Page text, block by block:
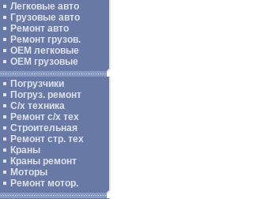
Легковые авто
Грузовые авто
Ремонт авто
Ремонт грузов.
ОЕМ легковые
OEM грузовые
Погрузчики
Погруз. ремонт
С/х техника
Ремонт с/х тех
Строительная
Ремонт стр. тех
Краны
Краны ремонт
Моторы
Ремонт мотор.